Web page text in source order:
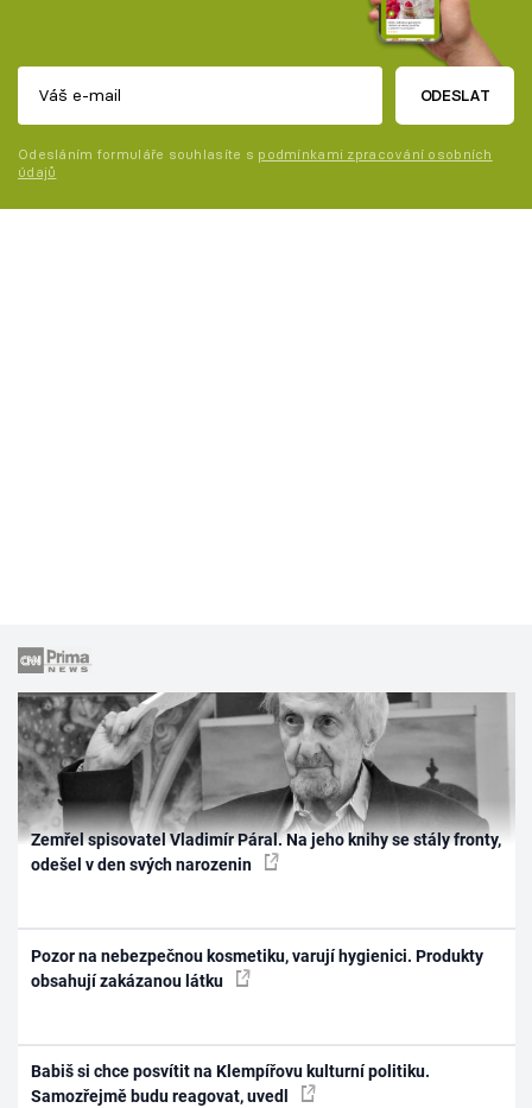
ODESLAT
Odesláním formuláře souhlasíte s podmínkami zpracování osobních
údajů
Zemřel spisovatel Vladimír Páral. Na jeho knihy se stály fronty,
odešel v den svých narozenin
Pozor na nebezpečnou kosmetiku, varují hygienici. Produkty
obsahují zakázanou látku
Babiš si chce posvítit na Klempířovu kulturní politiku.
Samozřejmě budu reagovat, uvedl